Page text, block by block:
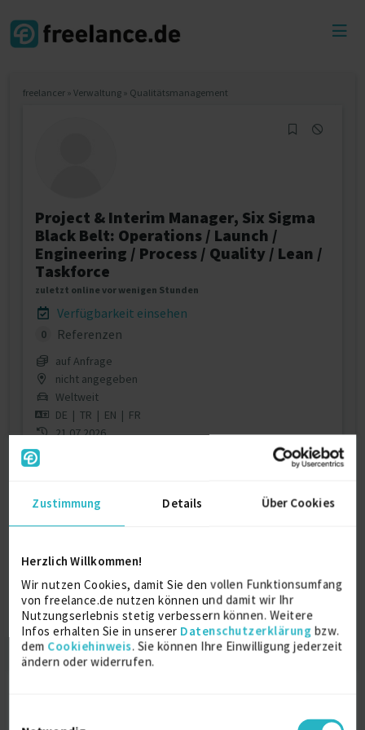
Zustimmung Details Über Cookies
Herzlich Willkommen!
Wir nutzen Cookies, damit Sie den vollen Funktionsumfang
von freelance.de nutzen können und damit wir Ihr
Nutzungserlebnis stetig verbessern können. Weitere
Infos erhalten Sie in unserer Datenschutzerklärung bzw.
dem Cookiehinweis. Sie können Ihre Einwilligung jederzeit
ändern oder widerrufen.
freelancer » Verwaltung » Qualitätsmanagement
Project & Interim Manager, Six Sigma
Black Belt: Operations / Launch /
Engineering / Process / Quality / Lean /
Taskforce
zuletzt online vor wenigen Stunden
Verfügbarkeit einsehen
0 Referenzen
auf Anfrage
nicht angegeben
Weltweit
DE | TR | EN | FR
21.07.2026
Dieses Profil ist nur für registrierte Benutzer
von Freelance.de sichtbar.
Jetzt registrieren